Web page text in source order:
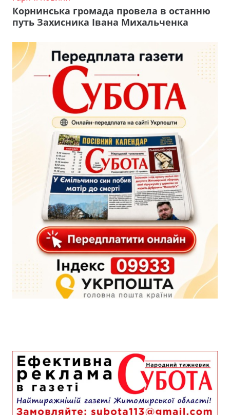
Корнинська громада провела в останню
путь Захисника Івана Михальченка